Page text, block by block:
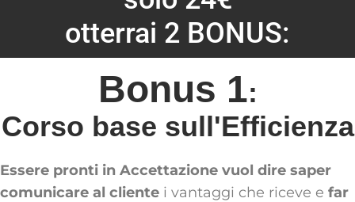
otterrai 2 BONUS:
Bonus 1:
Corso base sull'Efficienza
Essere pronti in Accettazione vuol dire saper
comunicare al cliente i vantaggi che riceve e far